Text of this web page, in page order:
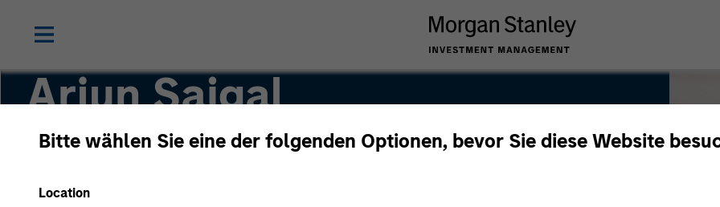
Bitte wählen Sie eine der folgenden Optionen, bevor Sie diese Website
Location
Arjun Saigal
Co-Head of Private Equity Asia ex-China